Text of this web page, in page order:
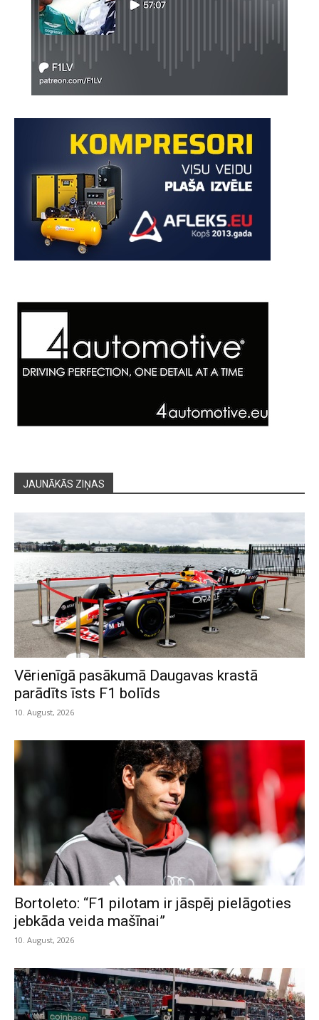
JAUNĀKĀS ZIŅAS
Vērienīgā pasākumā Daugavas krastā
parādīts īsts F1 bolīds
10. August, 2026
Bortoleto: “F1 pilotam ir jāspēj pielāgoties
jebkāda veida mašīnai”
10. August, 2026